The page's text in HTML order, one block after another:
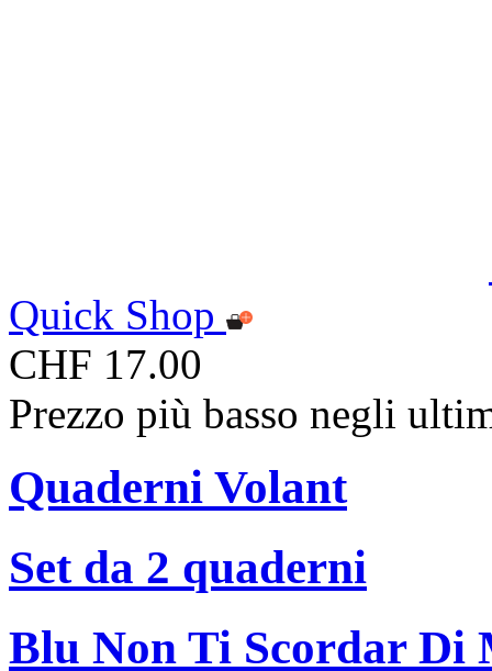
Quick Shop
CHF 17.00
Prezzo più basso negli
Quaderni Volant
Set da 2 quaderni
Blu Non Ti Scordar Di